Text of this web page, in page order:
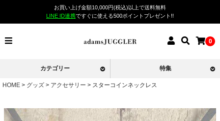
お買い上げ金額10,000円(税込)以上で送料無料
LINE ID連携ですぐに使える500ポイントプレゼント!!
0
カテゴリー 特集
HOME グッズ アクセサリー スターコインネックレス